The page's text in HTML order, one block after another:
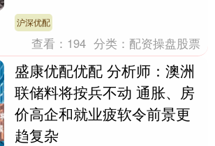
付，背负长达二三十....
沪深优配
查看： 194 分类： 配资操盘股票
盛康优配优配 分析师：澳洲
联储料将按兵不动 通胀、房
价高企和就业疲软令前景更
趋复杂